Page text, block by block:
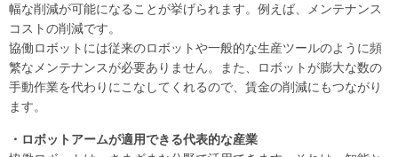
幅な削減が可能になることが挙げられます。例えば、メンテナンス
コストの削減です。
協働ロボットには従来のロボットや一般的な生産ツールのように頻
繁なメンテナンスが必要ありません。また、ロボットが膨大な数の
手動作業を代わりにこなしてくれるので、賃金の削減にもつながり
ます。
・ロボットアームが適用できる代表的な産業